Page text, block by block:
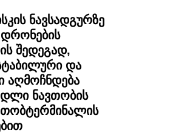
ნავსადგურზე
შედეგად,
და
აღმოჩნდება
ნავთობის